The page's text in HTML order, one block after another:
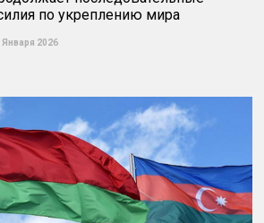
по укреплению мира
Января 2026